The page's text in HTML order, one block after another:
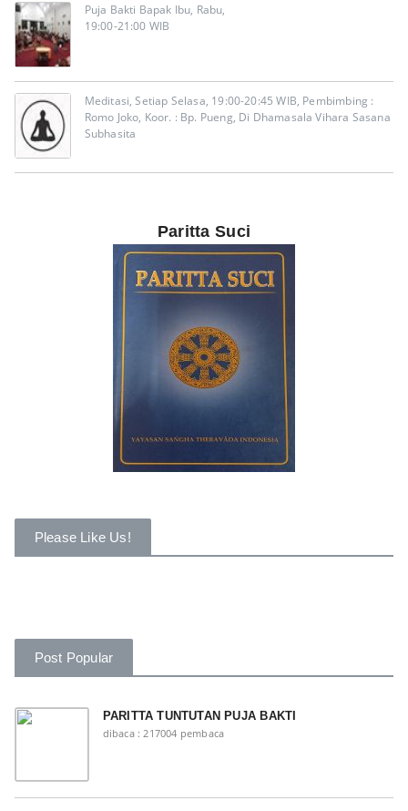
Puja Bakti Bapak Ibu, Rabu,
19:00-21:00 WIB
Meditasi, Setiap Selasa, 19:00-20:45 WIB, Pembimbing :
Romo Joko, Koor. : Bp. Pueng, Di Dhamasala Vihara Sasana
Subhasita
Paritta Suci
Please Like Us!
Post Popular
PARITTA TUNTUTAN PUJA BAKTI
dibaca : 217004 pembaca